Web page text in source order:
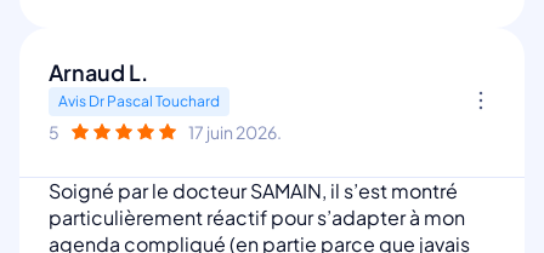
Arnaud L.
Avis Dr Pascal Touchard
5 17 juin 2026.
Soigné par le docteur SAMAIN, il s’est montré
particulièrement réactif pour s’adapter à mon
agenda compliqué (en partie parce que javais